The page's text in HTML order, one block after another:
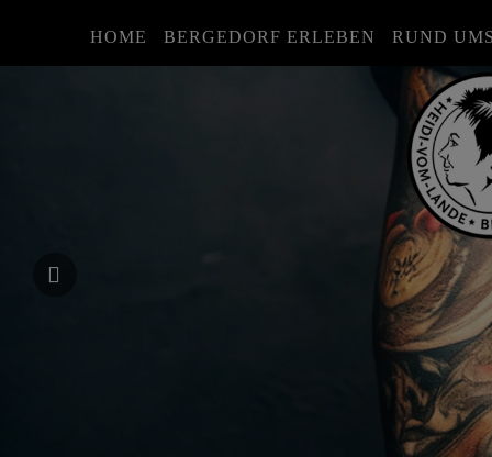
HOME BERGEDORF ERLEBEN RUND